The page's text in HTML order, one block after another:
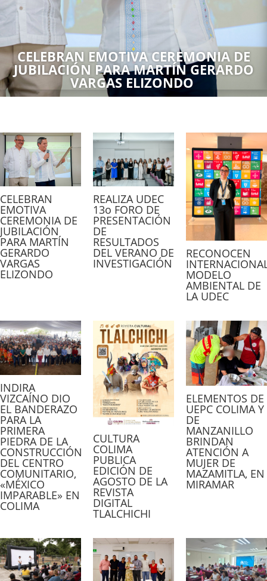
CELEBRAN EMOTIVA CEREMONIA DE
JUBILACIÓN PARA MARTÍN GERARDO
VARGAS ELIZONDO
CELEBRAN
EMOTIVA
CEREMONIA DE
JUBILACIÓN
PARA MARTÍN
GERARDO
VARGAS
ELIZONDO
REALIZA UDEC
13o FORO DE
PRESENTACIÓN
DE
RESULTADOS
DEL VERANO DE
INVESTIGACIÓN
RECONOCEN
MODELO
AMBIENTAL DE
LA UDEC
INDIRA
VIZCAÍNO DIO
EL BANDERAZO
PARA LA
PRIMERA
PIEDRA DE LA
CONSTRUCCIÓN
DEL CENTRO
COMUNITARIO,
«MÉXICO
IMPARABLE» EN
COLIMA
CULTURA
COLIMA
PUBLICA
EDICIÓN DE
AGOSTO DE LA
REVISTA
DIGITAL
TLALCHICHI
ELEMENTOS DE
UEPC COLIMA Y
DE
MANZANILLO
BRINDAN
ATENCIÓN A
MUJER DE
MAZAMITLA, EN
MIRAMAR